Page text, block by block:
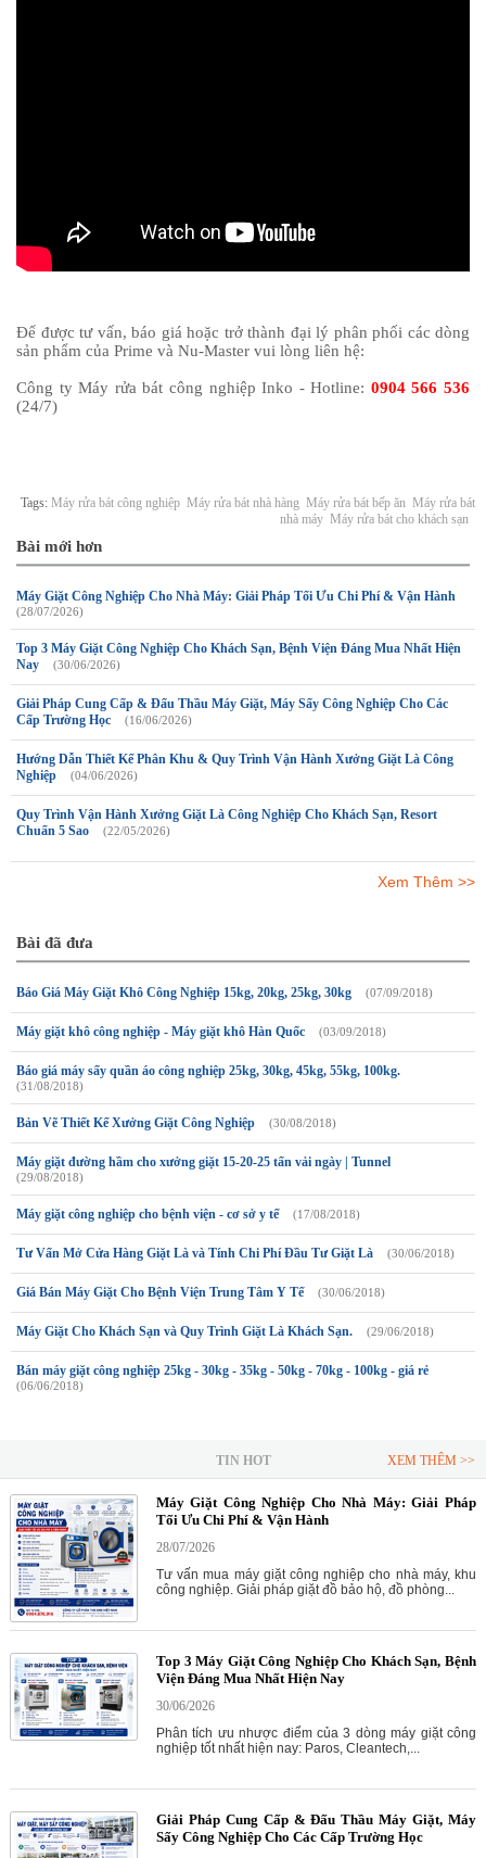
Để được tư vấn, báo giá hoặc trở thành đại lý phân phối các dòng
sản phẩm của Prime và Nu-Master vui lòng liên hệ:
Công ty Máy rửa bát công nghiệp Inko - Hotline: 0904 566 536
(24/7)
Tags: Máy rửa bát công nghiệp Máy rửa bát nhà hàng Máy rửa bát bếp ăn Máy rửa bát
nhà máy Máy rửa bát cho khách sạn
Bài mới hơn
Máy Giặt Công Nghiệp Cho Nhà Máy: Giải Pháp Tối Ưu Chi Phí & Vận Hành
(28/07/2026)
Top 3 Máy Giặt Công Nghiệp Cho Khách Sạn, Bệnh Viện Đáng Mua Nhất Hiện
Nay
(30/06/2026)
Giải Pháp Cung Cấp & Đấu Thầu Máy Giặt, Máy Sấy Công Nghiệp Cho Các
Cấp Trường Học
(16/06/2026)
Hướng Dẫn Thiết Kế Phân Khu & Quy Trình Vận Hành Xưởng Giặt Là Công
Nghiệp
(04/06/2026)
Quy Trình Vận Hành Xưởng Giặt Là Công Nghiệp Cho Khách Sạn, Resort
Chuẩn 5 Sao
(22/05/2026)
Xem Thêm >>
Bài đã đưa
Báo Giá Máy Giặt Khô Công Nghiệp 15kg, 20kg, 25kg, 30kg (07/09/2018)
Máy giặt khô công nghiệp - Máy giặt khô Hàn Quốc (03/09/2018)
Báo giá máy sấy quần áo công nghiệp 25kg, 30kg, 45kg, 55kg, 100kg.
(31/08/2018)
Bản Vẽ Thiết Kế Xưởng Giặt Công Nghiệp (30/08/2018)
Máy giặt đường hầm cho xưởng giặt 15-20-25 tấn vải ngày | Tunnel
(29/08/2018)
Máy giặt công nghiệp cho bệnh viện - cơ sở y tế (17/08/2018)
Tư Vấn Mở Cửa Hàng Giặt Là và Tính Chi Phí Đầu Tư Giặt Là (30/06/2018)
Giá Bán Máy Giặt Cho Bệnh Viện Trung Tâm Y Tế (30/06/2018)
Máy Giặt Cho Khách Sạn và Quy Trình Giặt Là Khách Sạn. (29/06/2018)
Bán máy giặt công nghiệp 25kg - 30kg - 35kg - 50kg - 70kg - 100kg - giá rẻ
(06/06/2018)
TIN HOT XEM THÊM >>
Máy Giặt Công Nghiệp Cho Nhà Máy: Giải Pháp
Tối Ưu Chi Phí & Vận Hành
28/07/2026
Tư vấn mua máy giặt công nghiệp cho nhà máy, khu
công nghiệp. Giải pháp giặt đồ bảo hộ, đồ phòng...
Top 3 Máy Giặt Công Nghiệp Cho Khách Sạn, Bệnh
Viện Đáng Mua Nhất Hiện Nay
30/06/2026
Phân tích ưu nhược điểm của 3 dòng máy giặt công
nghiệp tốt nhất hiện nay: Paros, Cleantech,...
Giải Pháp Cung Cấp & Đấu Thầu Máy Giặt, Máy
Sấy Công Nghiệp Cho Các Cấp Trường Học